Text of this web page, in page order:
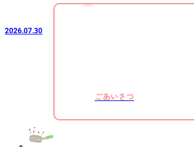
ごあいさつ
2026.07.30